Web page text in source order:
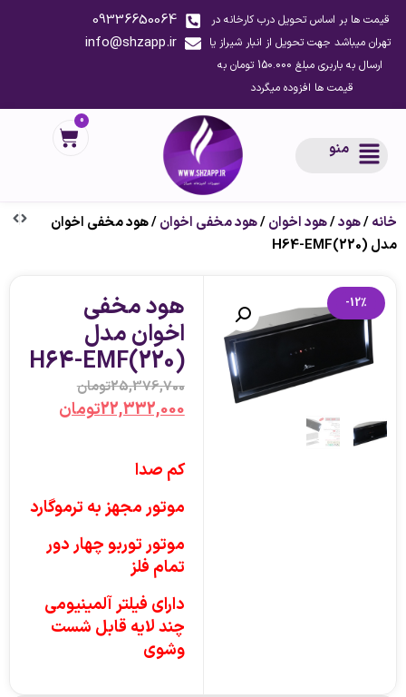
قیمت ها بر اساس تحویل درب کارخانه در
تهران میباشد جهت تحویل از انبار شیراز یا
ارسال به باربری مبلغ 150.000 تومان به
قیمت ها افزوده میگردد
09336650064
info@shzapp.ir
منو
0
خانه/هود/هود اخوان/هود مخفی اخوان/ هود مخفی اخوان
مدل H64-EMF(220)
-12% هود مخفی
اخوان مدل
H64-EMF(220)
25,376,700تومان
22,332,000تومان
کم صدا
موتور مجهز به ترموگارد
موتور توربو چهار دور
تمام فلز
دارای فیلتر آلمینیومی
چند لایه قابل شست
وشوی